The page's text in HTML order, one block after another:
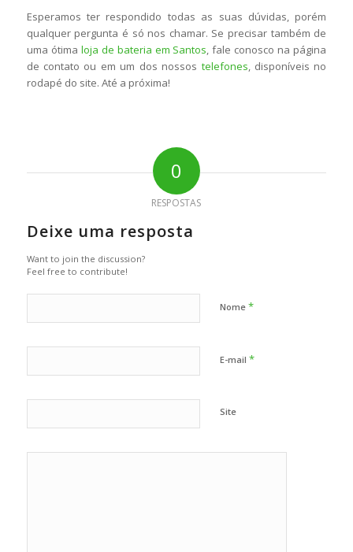
Esperamos ter respondido todas as suas dúvidas, porém
qualquer pergunta é só nos chamar. Se precisar também de
uma ótima loja de bateria em Santos, fale conosco na página
de contato ou em um dos nossos telefones, disponíveis no
rodapé do site. Até a próxima!
0
RESPOSTAS
Deixe uma resposta
Want to join the discussion?
Feel free to contribute!
Nome *
E-mail *
Site